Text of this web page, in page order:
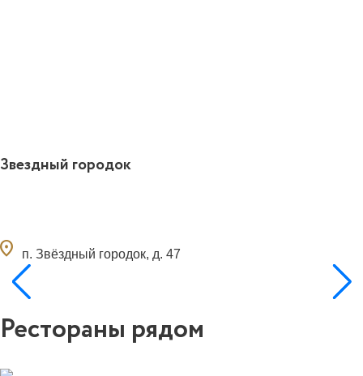
Звездный городок
п. Звёздный городок, д. 47
Рестораны рядом